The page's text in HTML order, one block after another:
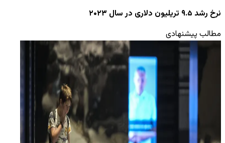
نرخ رشد ۹.۵ تریلیون دلاری در سال ۲۰۲۳
مطالب پیشنهادی